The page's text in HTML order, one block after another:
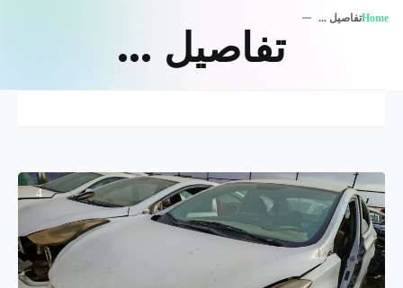
Homeتفاصيل ...
تفاصيل ...
4